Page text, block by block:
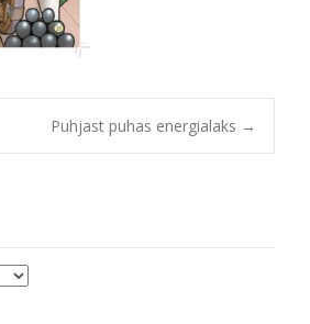
Puhjast puhas energialaks →